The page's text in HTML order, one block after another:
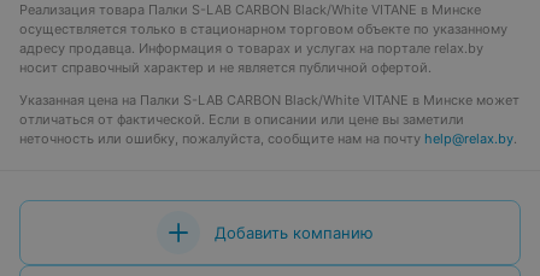
Реализация товара Палки S-LAB CARBON Black/White VITANE в Минске
осуществляется только в стационарном торговом объекте по указанному
адресу продавца. Информация о товарах и услугах на портале relax.by
носит справочный характер и не является публичной офертой.
Указанная цена на Палки S-LAB CARBON Black/White VITANE в Минске может
отличаться от фактической. Если в описании или цене вы заметили
неточность или ошибку, пожалуйста, сообщите нам на почту help@relax.by.
Добавить компанию